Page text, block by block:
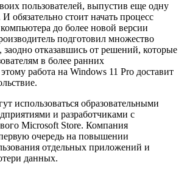
пользователей, выпустив еще одну
обязательно стоит начать процесс
до более новой версии
подготовил множество
отказавшись от решений, которые
в более ранних
работа на Windows 11 Pro доставит
использоваться образовательными
и разработчиками с
Microsoft Store. Компания
очередь на повышении
отдельных приложений и
данных.